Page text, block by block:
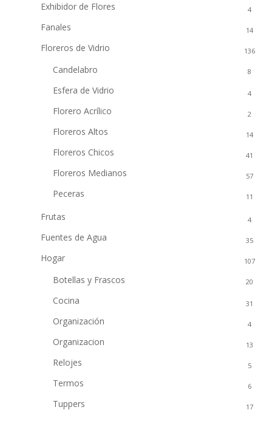
Exhibidor de Flores 4
Fanales 14
Floreros de Vidrio 136
Candelabro 8
Esfera de Vidrio 4
Florero Acrílico 2
Floreros Altos 14
Floreros Chicos 41
Floreros Medianos 57
Peceras 11
Frutas 4
Fuentes de Agua 35
Hogar 107
Botellas y Frascos 20
Cocina 31
Organización 4
Organizacion 13
Relojes 5
Termos 6
Tuppers 17